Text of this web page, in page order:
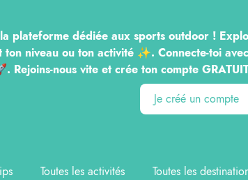
plateforme dédiée aux sports outdoor !
ton niveau ou ton activité ✨. Connecte-toi
Rejoins-nous vite et crée ton compte
Je créé un compte
Toutes les activités Toutes les